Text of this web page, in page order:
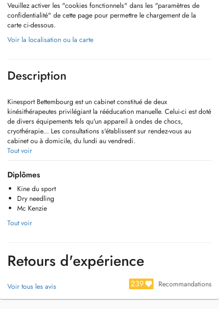
Veuillez activer les "cookies fonctionnels" dans les "paramètres de
confidentialité" de cette page pour permettre le chargement de la
carte ci-dessous.
Voir la localisation ou la carte
Description
Kinesport Bettembourg est un cabinet constitué de deux
kinésithérapeutes privilégiant la rééducation manuelle. Celui-ci est doté
de divers équipements tels qu'un appareil à ondes de chocs,
cryothérapie... Les consultations s'établissent sur rendez-vous au
cabinet ou à domicile, du lundi au vendredi.
Nous proposons la kinésithérapie du sport, la rééducation du dos, la
rééducation orthopédique / traumatologique; la rééducation de
l'épaule, du genou, ou de la main, la rééducation gériatrique, la
rééducation pédiatrique / bronchiolite, la rééducation respiratoire, le
traitement par ondes de chocs, le drainage lymphatique manuel, la
rééducation neurologique ou encore la rééducation vestibulaire
(équilibre).
Tout voir
Diplômes
Kine du sport
Dry needling
Mc Kenzie
Tout voir
Retours d'expérience
Voir tous les avis 239 Recommandations